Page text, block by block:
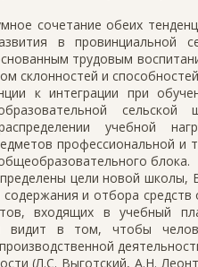
сочетание обеих
в провинциальной
трудовым
склонностей и
к интеграции при
учебной
профессиональной и
блока.
цели новой
содержания и отбора
входящих в учебный
видит в том, чтобы
(Л.С. Выготский, А.Н.